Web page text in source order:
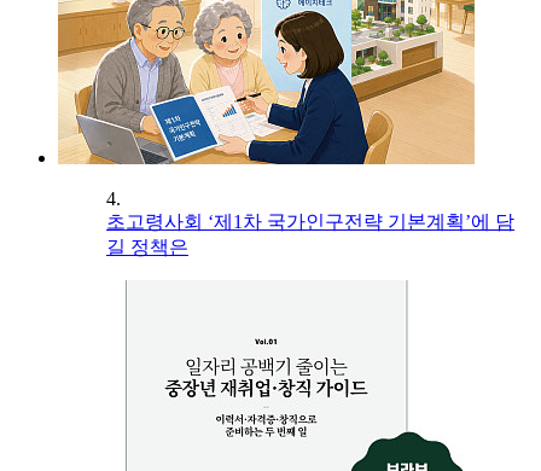
4.
초고령사회 ‘제1차 국가인구전략 기본계획’에 담
길 정책은